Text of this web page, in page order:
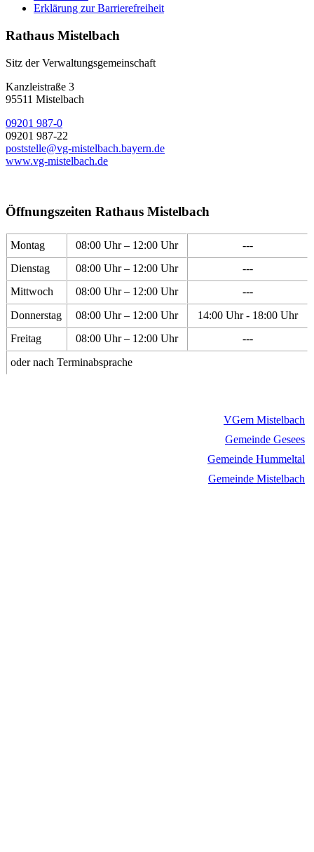
Erklärung zur Barrierefreiheit
Rathaus Mistelbach
Sitz der Verwaltungsgemeinschaft
Kanzleistraße 3
95511 Mistelbach
09201 987-0
09201 987-22
poststelle@vg-mistelbach.bayern.de
www.vg-mistelbach.de
Öffnungszeiten Rathaus Mistelbach
Montag 08:00 Uhr – 12:00 Uhr
---
Dienstag
08:00 Uhr – 12:00 Uhr
---
Mittwoch
08:00 Uhr – 12:00 Uhr
---
Donnerstag
08:00 Uhr – 12:00 Uhr
14:00 Uhr - 18:00 Uhr
Freitag
08:00 Uhr – 12:00 Uhr
---
oder nach Terminabsprache
VGem Mistelbach
Gemeinde Gesees
Gemeinde Hummeltal
Gemeinde Mistelbach